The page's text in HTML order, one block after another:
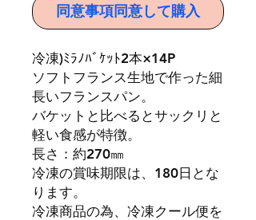
同意事項同意して購入
冷凍)ﾐﾗﾉﾊﾞｹｯﾄ2本×14P
ソフトフランス生地で作った細
長いフランスパン。
バケットと比べるとサックリと
軽い食感が特徴。
長さ：約270㎜
冷凍の賞味期限は、180日とな
ります。
冷凍商品の為、冷凍クール便を